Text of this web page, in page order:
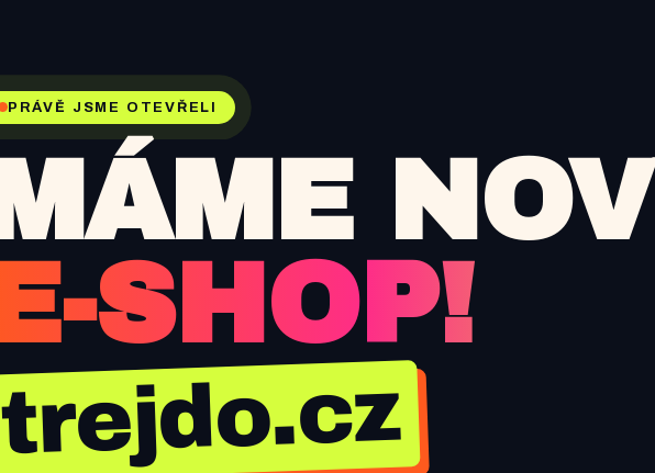
PRÁVĚ JSME OTEVŘELI
MÁME
E-SHOP!
trejdo.cz